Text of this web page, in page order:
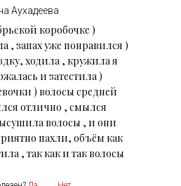
Аухадеева
коробочке )
, запах уже понравился )
ходила , кружила я
и затестила )
) волосы средней
отлично , смылся
волосы , и они
пахли, объём как
, так как и так волосы